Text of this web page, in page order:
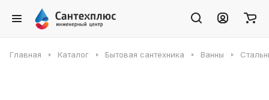
Главная Каталог Бытовая сантехника Ванны